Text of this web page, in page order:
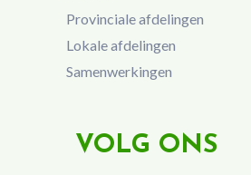
Provinciale afdelingen
Lokale afdelingen
Samenwerkingen
VOLG ONS